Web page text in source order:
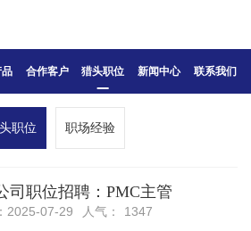
品 合作客户 猎头职位 新闻中心 联系我们
职位 职场经验
司职位招聘：PMC主管
2025-07-29 人气： 1347